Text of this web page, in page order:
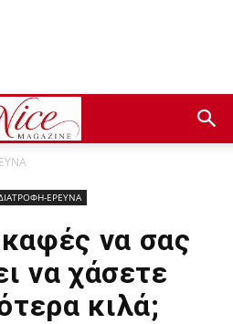
ΕΡΕΥΝΑ
καφές να σας
να χάσετε
κιλά;